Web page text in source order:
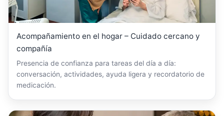
Acompañamiento en el hogar – Cuidado cercano y
compañía
Presencia de confianza para tareas del día a día:
conversación, actividades, ayuda ligera y recordatorio de
medicación.